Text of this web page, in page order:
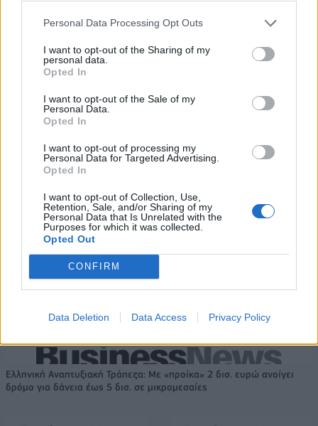
Personal Data Processing Opt Outs
I want to opt-out of the Sharing of my
personal data.
Opted In
I want to opt-out of the Sale of my
Personal Data.
Opted In
I want to opt-out of processing my
Personal Data for Targeted Advertising.
Opted In
I want to opt-out of Collection, Use,
Retention, Sale, and/or Sharing of my
Personal Data that Is Unrelated with the
Purposes for which it was collected.
Opted Out
CONFIRM
Data Deletion Data Access Privacy Policy
κέρδη 23,31% από τις αρχές
στη θέση του CEO
πρόγραμμα στήριξης- Κάλυψη εισφορών ΕΔΟΕΑΠ
Η Toyota φέρνει νέα γενιά
μπαταριών για τα υβριδικά της
Σε κινεζική… πολιορκία η
Νέο Audi A2 e-tron με στόχο την κορυφή της αποδοτικότητας
Εθνική Νεανίδων: Με τη
του Ευρωμπάσκετ (live stream)
WNBA Draft: Μετά τον Καντέρ
και ο Ρόις Γουάιτ!
Ελληνική Αναπτυξιακή Τράπεζα: Με «προίκα» 2 δισ. ευρώ ανοίγει
δρόμο για δάνεια έως 5 δισ. σε μικρομεσαίες